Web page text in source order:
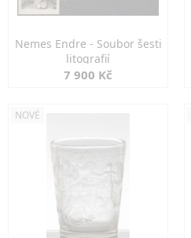
Nemes Endre - Soubor šesti
litografií
7 900 Kč
NOVÉ